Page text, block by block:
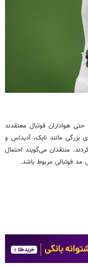
هواداران فوتبال معتقدند
مانند نایک، آدیداس و
منتقدان می‌گویند احتمال
مد فوتبالی مربوط باشد.